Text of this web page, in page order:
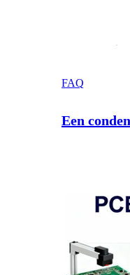
FAQ
Een